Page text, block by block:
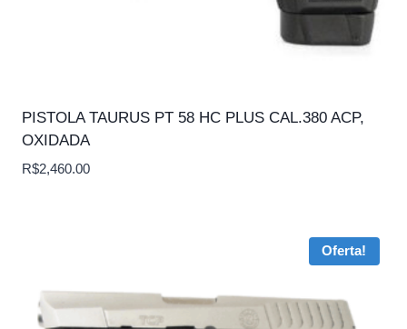
PISTOLA TAURUS PT 58 HC PLUS CAL.380 ACP,
OXIDADA
R$2,460.00
Oferta!